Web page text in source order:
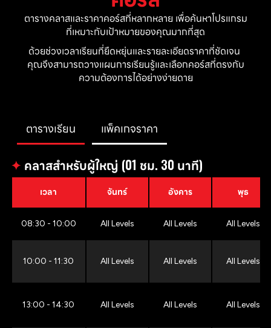
ตารางคลาสและราคาคอร์สที่หลากหลาย เพื่อค้นหาโปรแกรม
ที่เหมาะกับเป้าหมายของคุณมากที่สุด
ด้วยช่วงเวลาเรียนที่ยืดหยุ่นและรายละเอียดราคาที่ชัดเจน
คุณจึงสามารถวางแผนการเรียนรู้และเลือกคอร์สที่ตรงกับ
ความต้องการได้อย่างง่ายดาย
ตารางเรียน แพ็คเกจราคา
✦ คลาสสำหรับผู้ใหญ่ (01 ชม. 30 นาที)
เวลา จันทร์ อังคาร พุธ
08:30 - 10:00 All Levels All Levels All Levels
10:00 - 11:30 All Levels All Levels All Levels
13:00 - 14:30 All Levels All Levels All Levels